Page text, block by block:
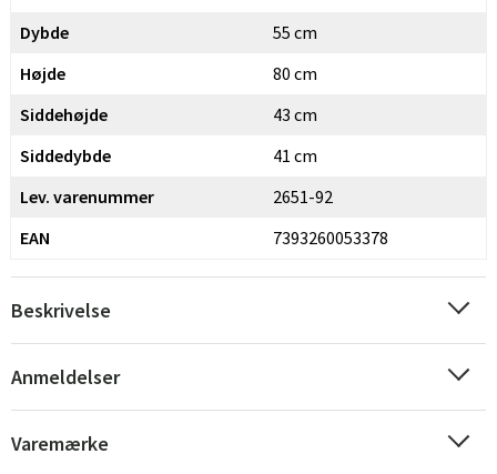
Norge
Suomi
Dybde
55 cm
Højde
80 cm
Siddehøjde
43 cm
Siddedybde
41 cm
Lev. varenummer
2651-92
EAN
7393260053378
Beskrivelse
Anmeldelser
Varemærke